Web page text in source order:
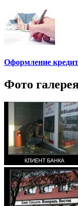
Оформление
Фото